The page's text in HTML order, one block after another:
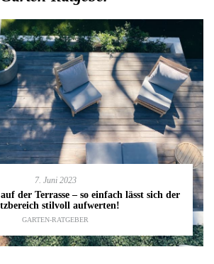
7. Juni 2023
der Terrasse – so einfach lässt sich der
stilvoll aufwerten!
GARTEN-RATGEBER